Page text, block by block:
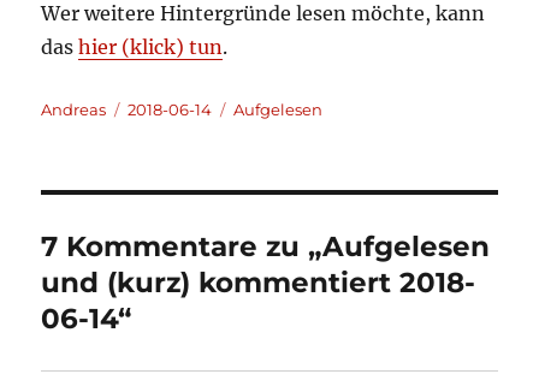
Wer weitere Hintergründe lesen möchte, kann
dashier (klick) tun.
Autor
Andreas
Veröffentlicht
2018-06-14 Kategorien
Aufgelesen
7 Kommentare zu „Aufgelesen
und (kurz) kommentiert 2018-
06-14“